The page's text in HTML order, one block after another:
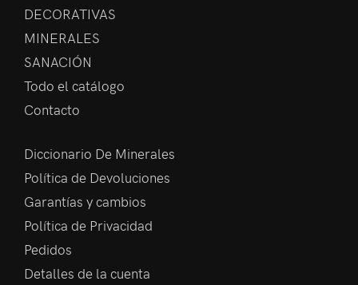
DECORATIVAS
MINERALES
SANACIÓN
Todo el catálogo
Contacto
Diccionario De Minerales
Política de Devoluciones
Garantías y cambios
Política de Privacidad
Pedidos
Detalles de la cuenta